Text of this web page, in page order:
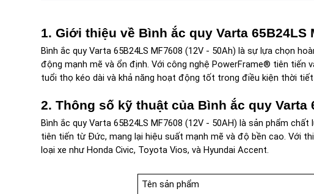
1. Giới thiệu về Bình ắc quy Varta 65B24LS
Bình ắc quy Varta 65B24LS MF7608 (12V - 50Ah) là sự lựa chọn
động mạnh mẽ và ổn định. Với công nghệ PowerFrame® tiên
tuổi thọ kéo dài và khả năng hoạt động tốt trong điều kiện thời
2. Thông số kỹ thuật của Bình ắc quy Varta
Bình ắc quy Varta 65B24LS MF7608 (12V - 50AH) là sản phẩm
tiên tiến từ Đức, mang lại hiệu suất mạnh mẽ và độ bền cao. Với
loại xe như Honda Civic, Toyota Vios, và Hyundai Accent.
Tên sản phẩm